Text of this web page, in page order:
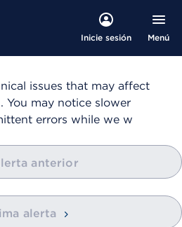
Inicie sesión Menú
issues that may affect
You may notice slower
errors while we w
anterior
alerta